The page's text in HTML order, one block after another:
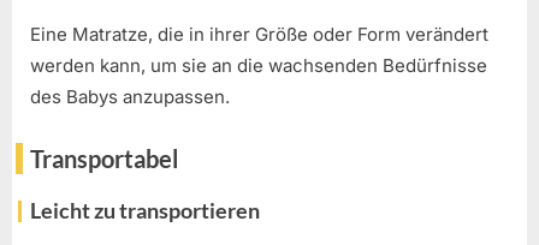
Eine Matratze, die in ihrer Größe oder Form verändert
werden kann, um sie an die wachsenden Bedürfnisse
des Babys anzupassen.
Transportabel
Leicht zu transportieren